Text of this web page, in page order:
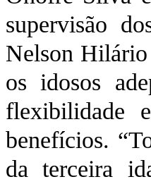
supervisão
Nelson Hilário
os idosos
flexibilidade
benefícios.
da terceira